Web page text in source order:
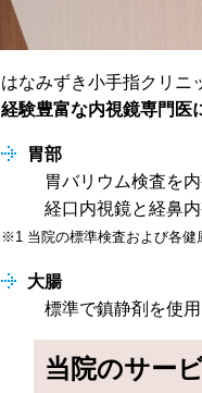
はなみずき小手指クリニ
経験豊富な内視鏡専門医
胃部
胃バリウム検査を
経口内視鏡と経鼻
※1 当院の標準検査および各健
大腸
標準で鎮静剤を使用
当院のサー